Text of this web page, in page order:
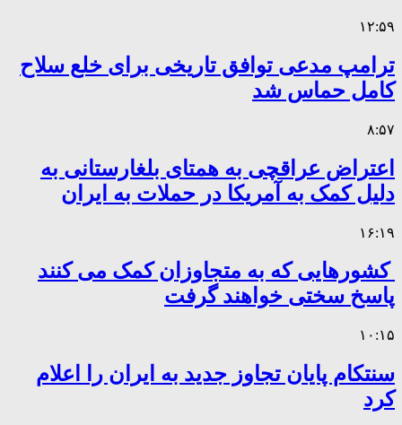
۱۲:۵۹
ترامپ مدعی توافق تاریخی برای خلع سلاح
کامل حماس شد
۸:۵۷
اعتراض عراقچی به همتای بلغارستانی به
دلیل کمک به آمریکا در حملات به ایران
۱۶:۱۹
کشورهایی که به متجاوزان کمک می کنند
پاسخ سختی خواهند گرفت
۱۰:۱۵
سنتکام پایان تجاوز جدید به ایران را اعلام
کرد